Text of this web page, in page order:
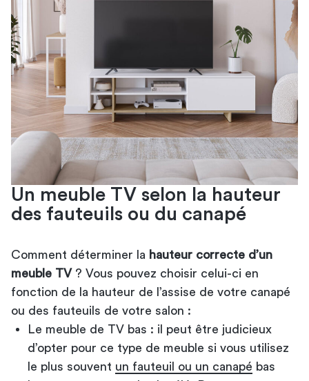
Un meuble TV selon la hauteur
des fauteuils ou du canapé
Comment déterminer la hauteur correcte d’un
meuble TV ? Vous pouvez choisir celui-ci en
fonction de la hauteur de l’assise de votre canapé
ou des fauteuils de votre salon :
Le meuble de TV bas : il peut être judicieux
d’opter pour ce type de meuble si vous utilisez
le plus souvent un fauteuil ou un canapé bas